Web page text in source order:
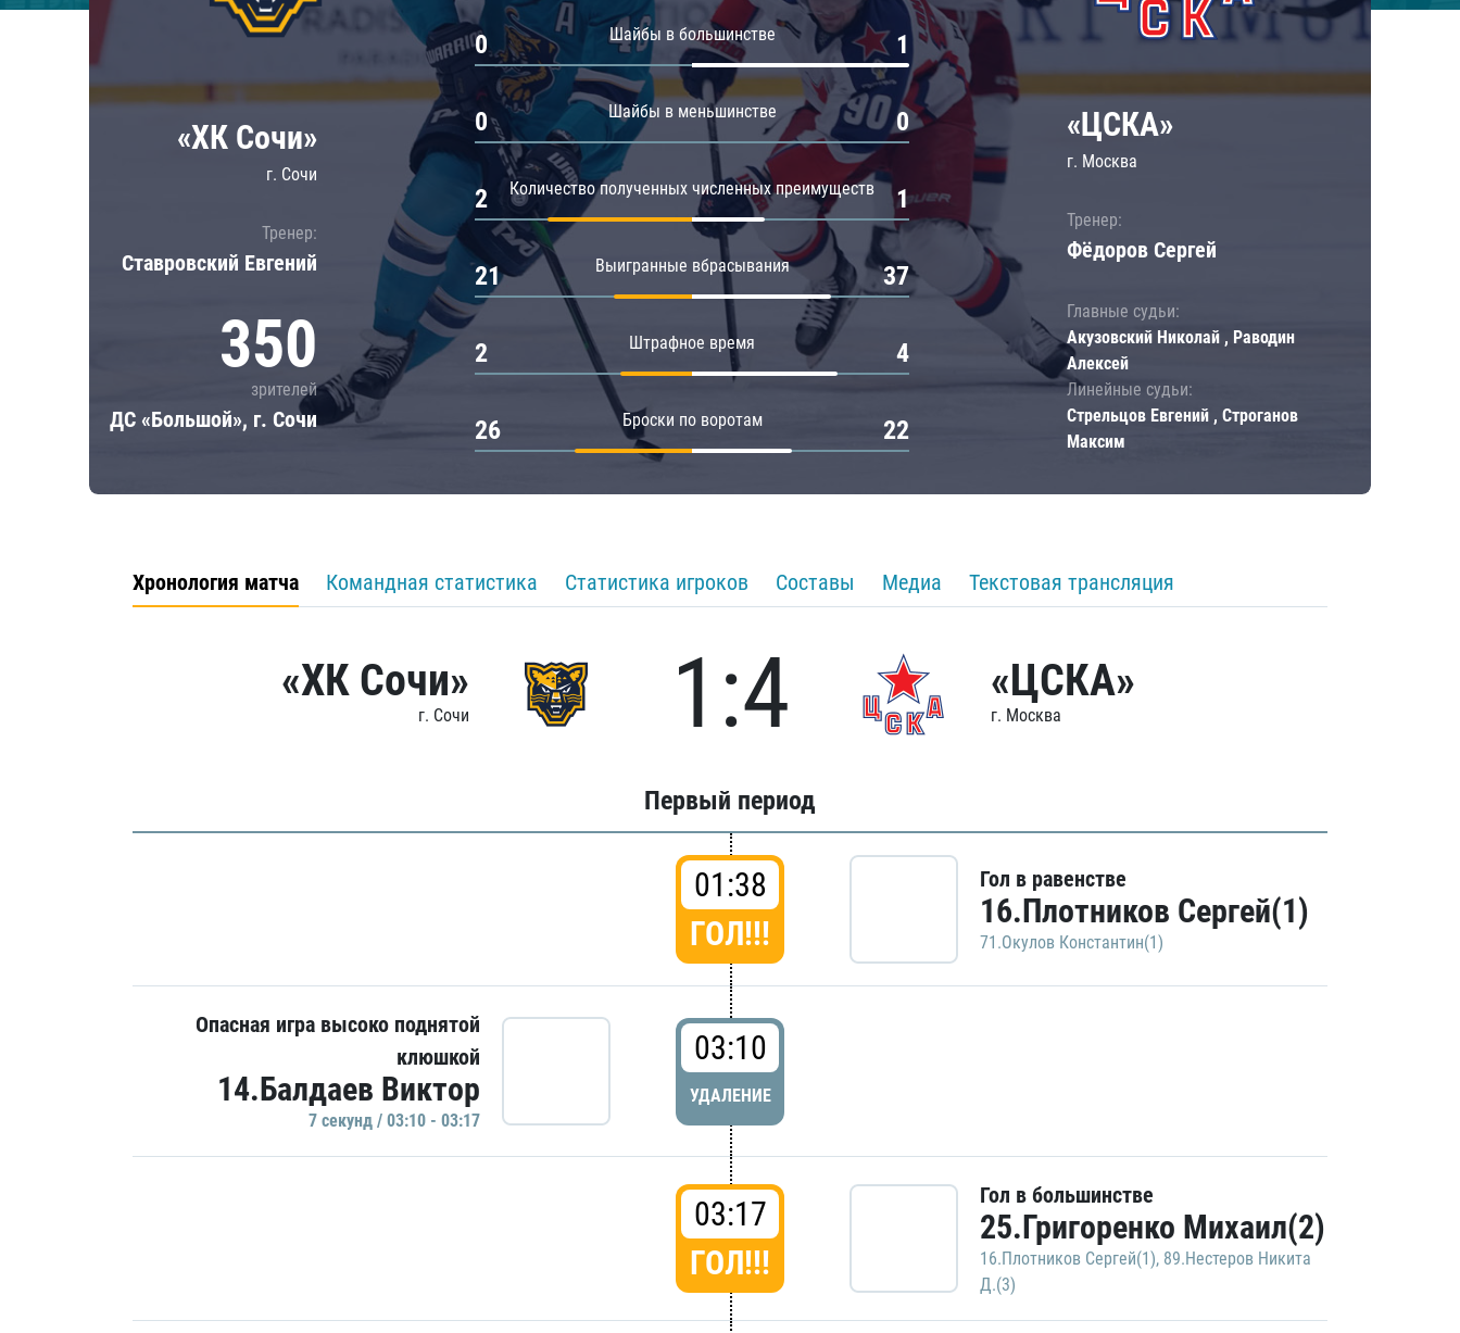
Локомотив
ЦСКА
Шанхайские Драконы
Амур
Барыс
Салават Юлаев
«ХК Сочи»
г. Сочи
Тренер:
Ставровский Евгений
350
зрителей
ДС «Большой», г. Сочи
Шайбы в большинстве
0 1
Шайбы в меньшинстве
0 0
Количество полученных численных преимуществ
2 1
Выигранные вбрасывания
21 37
Штрафное время
2 4
Броски по воротам
26 22
«ЦСКА»
г. Москва
Тренер:
Фёдоров Сергей
Главные судьи:
Акузовский Николай , Раводин
Алексей
Линейные судьи:
Стрельцов Евгений , Строганов
Максим
Хронология матча Командная статистика Статистика игроков Составы Медиа Текстовая трансляция
«ХК Сочи»
г. Сочи 1:4 «ЦСКА»
г. Москва
Первый период
01:38
ГОЛ!!!
Гол в равенстве
16.Плотников Сергей(1)
71.Окулов Константин(1)
Опасная игра высоко поднятой
клюшкой
14.Балдаев Виктор
7 секунд / 03:10 - 03:17
03:10
УДАЛЕНИЕ
03:17
ГОЛ!!!
Гол в большинстве
25.Григоренко Михаил(2)
16.Плотников Сергей(1), 89.Нестеров Никита
Д.(3)